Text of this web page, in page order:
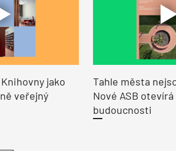
jako
veřejný
Tahle města
Nové ASB
budoucnosti